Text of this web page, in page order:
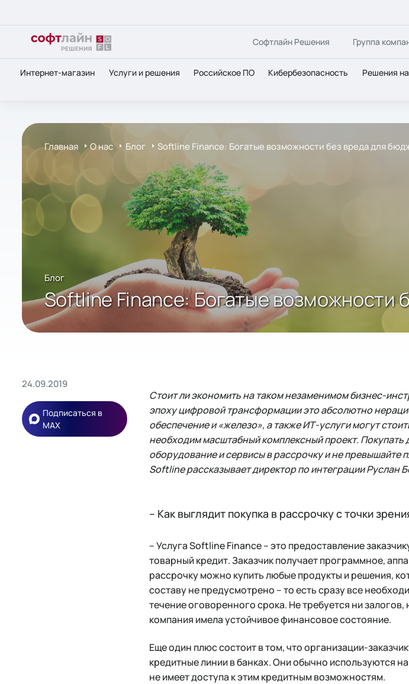
Софтлайн Решения Группа
Интернет-магазин Услуги и решения Российское ПО Кибербезопасность Решения
Главная О нас Блог Softline Finance: Богатые возможности без вреда для
Блог
Softline Finance: Богатые возможности
24.09.2019
Подписаться в
MAX
Стоит ли экономить на таком незаменимом бизнес-
эпоху цифровой трансформации это абсолютно
обеспечение и «железо», а также ИТ-услуги могут
необходим масштабный комплексный проект. Покупать
оборудование и сервисы в рассрочку и не превышайте
Softline рассказывает директор по интеграции Руслан
– Как выглядит покупка в рассрочку с точки
– Услуга Softline Finance – это предоставление
товарный кредит. Заказчик получает программное,
рассрочку можно купить любые продукты и решения,
составу не предусмотрено – то есть сразу все
течение оговоренного срока. Не требуется ни
компания имела устойчивое финансовое состояние.
Еще один плюс состоит в том, что организации-
кредитные линии в банках. Они обычно используются
не имеет доступа к этим кредитным возможностям.